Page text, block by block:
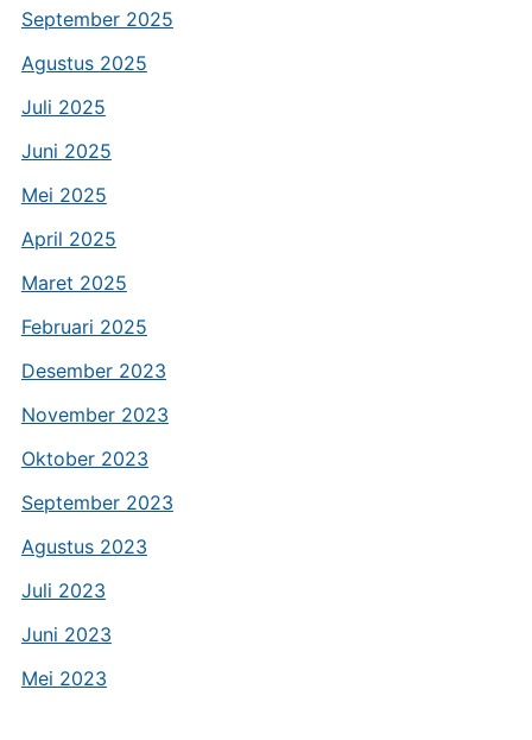
September 2025
Agustus 2025
Juli 2025
Juni 2025
Mei 2025
April 2025
Maret 2025
Februari 2025
Desember 2023
November 2023
Oktober 2023
September 2023
Agustus 2023
Juli 2023
Juni 2023
Mei 2023